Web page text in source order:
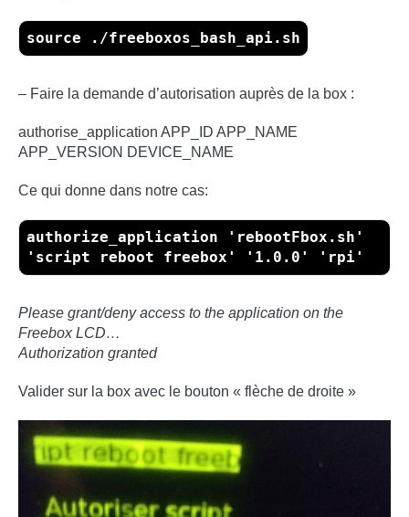
source ./freeboxos_bash_api.sh
– Faire la demande d’autorisation auprès de la box :
authorise_application APP_ID APP_NAME
APP_VERSION DEVICE_NAME
Ce qui donne dans notre cas:
authorize_application 'rebootFbox.sh'
'script reboot freebox' '1.0.0' 'rpi'
Please grant/deny access to the application on the
Freebox LCD…
Authorization granted
Valider sur la box avec le bouton « flèche de droite »